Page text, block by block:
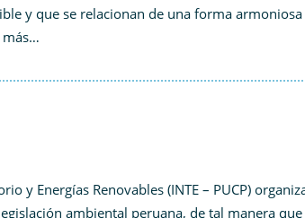
y que se relacionan de una forma
más…
y Energías Renovables (INTE – PUCP)
ambiental peruana, de tal manera